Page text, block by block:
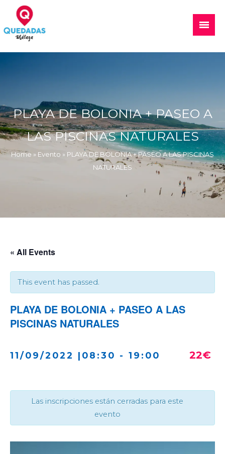
content
Quedadas, excursiones, eventos
Main
Menu
PLAYA DE BOLONIA + PASEO A
LAS PISCINAS NATURALES
Home » Evento » PLAYA DE BOLONIA + PASEO A LAS PISCINAS
NATURALES
« All Events
This event has passed.
PLAYA DE BOLONIA + PASEO A LAS
PISCINAS NATURALES
11/09/2022 |08:30 - 19:00 22€
Las inscripciones están cerradas para este
evento